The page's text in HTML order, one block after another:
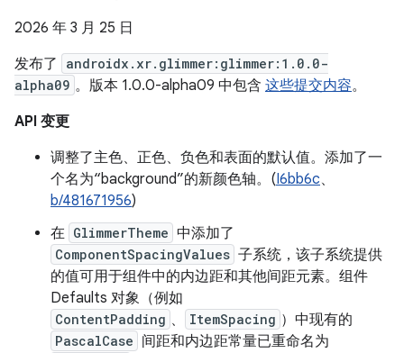
2026 年 3 月 25 日
发布了
androidx.xr.glimmer:glimmer:1.0.0-
alpha09 。版本 1.0.0-alpha09 中包含 这些提交内容。
API 变更
调整了主色、正色、负色和表面的默认值。添加了一
个名为“background”的新颜色轴。(I6bb6c、
b/481671956)
在 GlimmerTheme 中添加了
ComponentSpacingValues 子系统，该子系统提供
的值可用于组件中的内边距和其他间距元素。组件
Defaults 对象（例如
ContentPadding 、 ItemSpacing ）中现有的
PascalCase 间距和内边距常量已重命名为